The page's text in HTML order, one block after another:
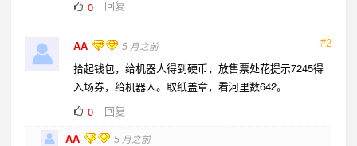
0 回复
#2
AA 5 月之前
拾起钱包，给机器人得到硬币，放售票处花提示7245得
入场券，给机器人。取纸盖章，看河里数642。
0
回复
AA 5 月之前